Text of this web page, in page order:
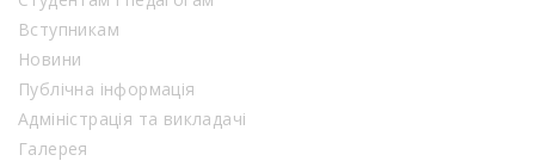
Вступникам
Новини
Публічна інформація
Адміністрація та викладачі
Галерея